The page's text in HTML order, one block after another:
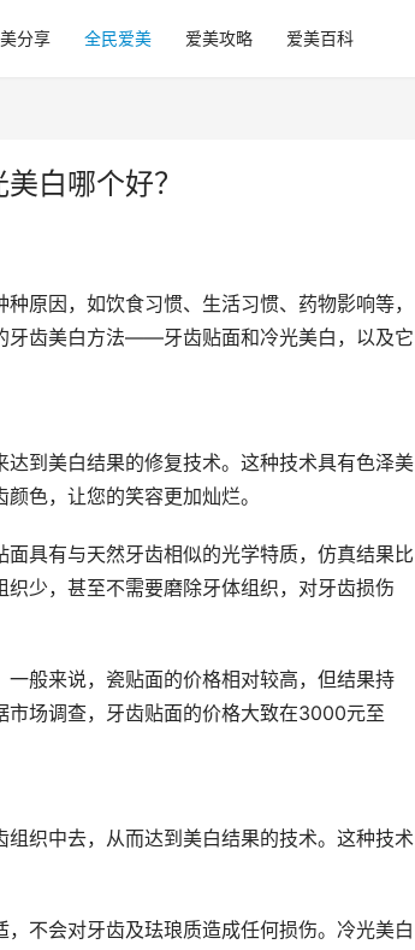
分享 全民爱美 爱美攻略 爱美百科
白哪个好？
原因，如饮食习惯、生活习惯、药物影响等，
牙齿美白方法——牙齿贴面和冷光美白，以及它
到美白结果的修复技术。这种技术具有色泽美
色，让您的笑容更加灿烂。
具有与天然牙齿相似的光学特质，仿真结果比
少，甚至不需要磨除牙体组织，对牙齿损伤
般来说，瓷贴面的价格相对较高，但结果持
场调查，牙齿贴面的价格大致在3000元至
织中去，从而达到美白结果的技术。这种技术
不会对牙齿及珐琅质造成任何损伤。冷光美白